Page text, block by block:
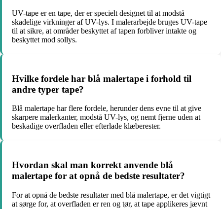
UV-tape er en tape, der er specielt designet til at modstå
skadelige virkninger af UV-lys. I malerarbejde bruges UV-tape
til at sikre, at områder beskyttet af tapen forbliver intakte og
beskyttet mod sollys.
Hvilke fordele har blå malertape i forhold til
andre typer tape?
Blå malertape har flere fordele, herunder dens evne til at give
skarpere malerkanter, modstå UV-lys, og nemt fjerne uden at
beskadige overfladen eller efterlade klæberester.
Hvordan skal man korrekt anvende blå
malertape for at opnå de bedste resultater?
For at opnå de bedste resultater med blå malertape, er det vigtigt
at sørge for, at overfladen er ren og tør, at tape applikeres jævnt